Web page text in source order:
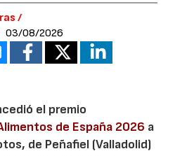
/
03/08/2026
el premio
de España 2026 a
de Peñafiel (Valladolid)